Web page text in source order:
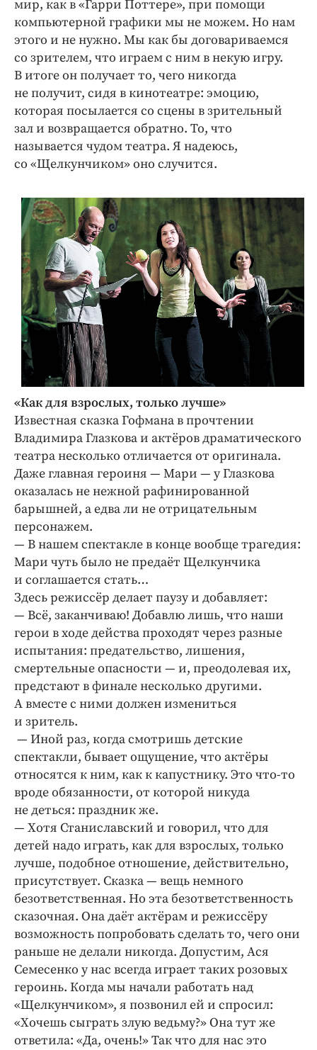
мир, как в «Гарри Поттере», при помощи
компьютерной графики мы не можем. Но нам
этого и не нужно. Мы как бы договариваемся
со зрителем, что играем с ним в некую игру.
В итоге он получает то, чего никогда
не получит, сидя в кинотеатре: эмоцию,
которая посылается со сцены в зрительный
зал и возвращается обратно. То, что
называется чудом театра. Я надеюсь,
со «Щелкунчиком» оно случится.
«Как для взрослых, только лучше»
Известная сказка Гофмана в прочтении
Владимира Глазкова и актёров драматического
театра несколько отличается от оригинала.
Даже главная героиня — Мари — у Глазкова
оказалась не нежной рафинированной
барышней, а едва ли не отрицательным
персонажем.
— В нашем спектакле в конце вообще трагедия:
Мари чуть было не предаёт Щелкунчика
и соглашается стать…
Здесь режиссёр делает паузу и добавляет:
— Всё, заканчиваю! Добавлю лишь, что наши
герои в ходе действа проходят через разные
испытания: предательство, лишения,
смертельные опасности — и, преодолевая их,
предстают в финале несколько другими.
А вместе с ними должен измениться
и зритель.
— Иной раз, когда смотришь детские
спектакли, бывает ощущение, что актёры
относятся к ним, как к капустнику. Это что-то
вроде обязанности, от которой никуда
не деться: праздник же.
— Хотя Станиславский и говорил, что для
детей надо играть, как для взрослых, только
лучше, подобное отношение, действительно,
присутствует. Сказка — вещь немного
безответственная. Но эта безответственность
сказочная. Она даёт актёрам и режиссёру
возможность попробовать сделать то, чего они
раньше не делали никогда. Допустим, Ася
Семесенко у нас всегда играет таких розовых
героинь. Когда мы начали работать над
«Щелкунчиком», я позвонил ей и спросил:
«Хочешь сыграть злую ведьму?» Она тут же
ответила: «Да, очень!» Так что для нас это